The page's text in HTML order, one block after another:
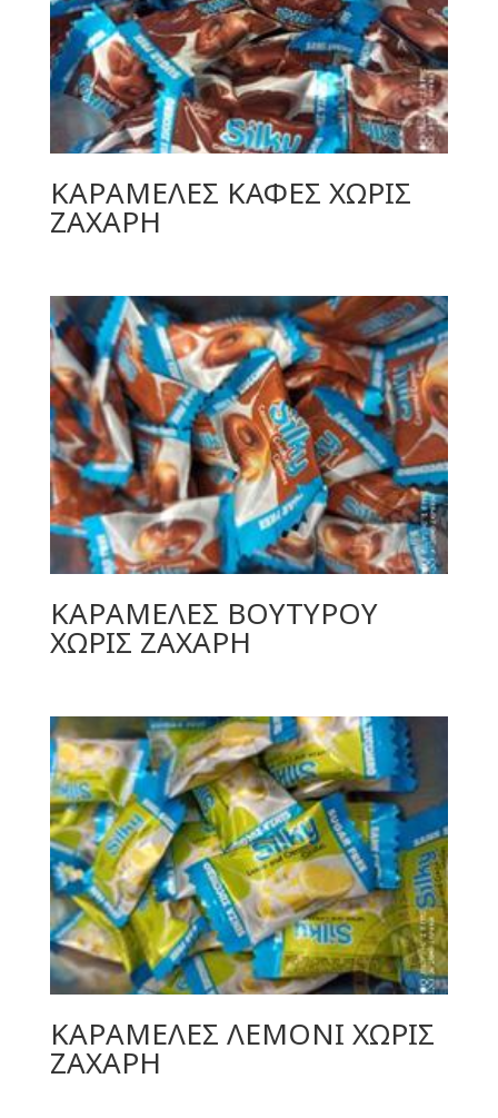
ΚΑΡΑΜΕΛΕΣ ΚΑΦΕΣ ΧΩΡΙΣ
ΖΑΧΑΡΗ
ΚΑΡΑΜΕΛΕΣ ΒΟΥΤΥΡΟΥ
ΧΩΡΙΣ ΖΑΧΑΡΗ
ΚΑΡΑΜΕΛΕΣ ΛΕΜΟΝΙ ΧΩΡΙΣ
ΖΑΧΑΡΗ